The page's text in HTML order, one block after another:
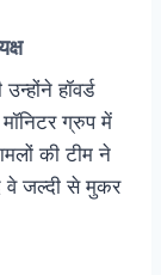
हॉवर्ड
ग्रुप में
की टीम ने
वे जल्दी से मुकर